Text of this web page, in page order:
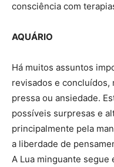
consciência com
AQUÁRIO
Há muitos assuntos
revisados e concluídos,
pressa ou ansiedade.
possíveis surpresas e
principalmente pela
a liberdade de
A Lua minguante segue